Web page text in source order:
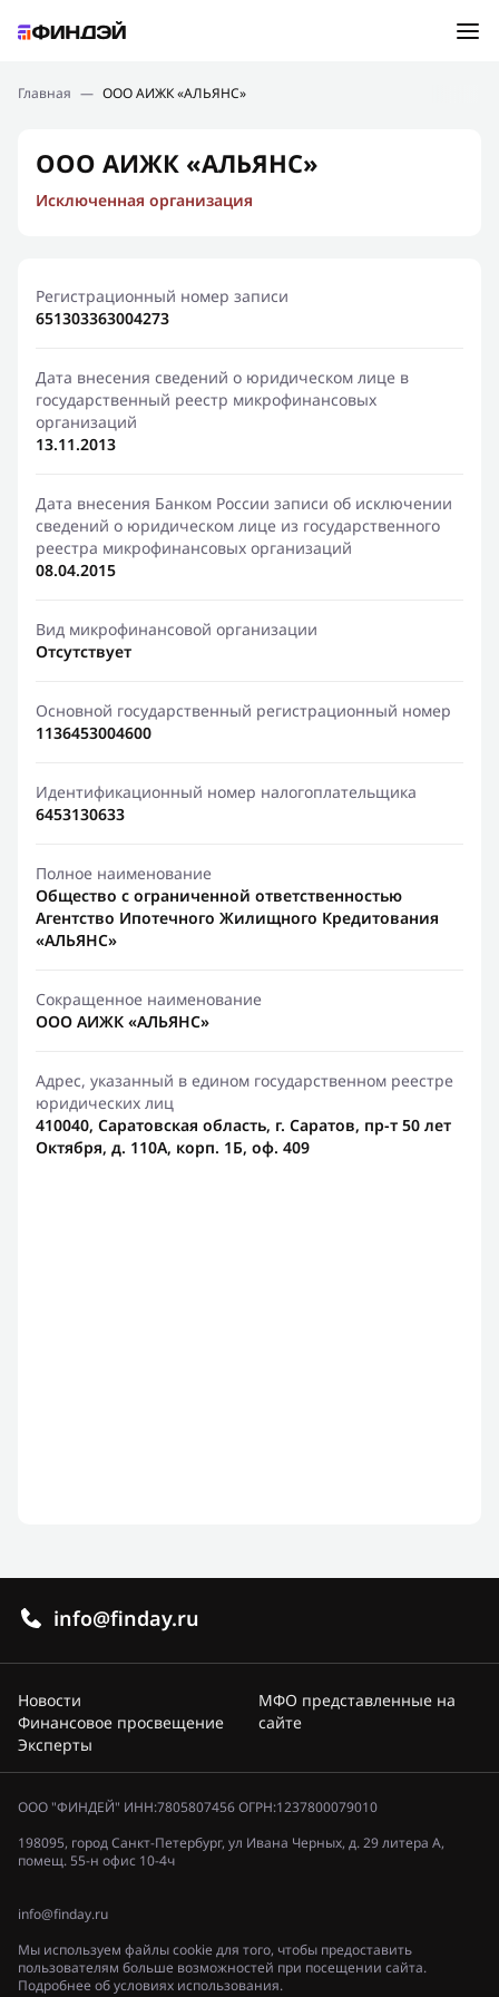
Подбор займа
Новости
Финансовое просвещение
Главная — ООО АИЖК «АЛЬЯНС»
ООО АИЖК «АЛЬЯНС»
Исключенная организация
Регистрационный номер записи
651303363004273
Дата внесения сведений о юридическом лице в
государственный реестр микрофинансовых
организаций
13.11.2013
Дата внесения Банком России записи об исключении
сведений о юридическом лице из государственного
реестра микрофинансовых организаций
08.04.2015
Вид микрофинансовой организации
Отсутствует
Основной государственный регистрационный номер
1136453004600
Идентификационный номер налогоплательщика
6453130633
Полное наименование
Общество с ограниченной ответственностью
Агентство Ипотечного Жилищного Кредитования
«АЛЬЯНС»
Сокращенное наименование
ООО АИЖК «АЛЬЯНС»
Адрес, указанный в едином государственном реестре
юридических лиц
410040, Саратовская область, г. Саратов, пр-т 50 лет
Октября, д. 110А, корп. 1Б, оф. 409
info@finday.ru
Новости
Финансовое просвещение
Эксперты
МФО представленные на
сайте
ООО "ФИНДЕЙ" ИНН:7805807456 ОГРН:1237800079010
198095, город Санкт-Петербург, ул Ивана Черных, д. 29 литера А,
помещ. 55-н офис 10-4ч
info@finday.ru
Мы используем файлы cookie для того, чтобы предоставить
пользователям больше возможностей при посещении сайта.
Подробнее об условиях использования.
Ошибка:Контактная форма не найдена.
Спасибо, что написали нам
Мы свяжемся с Вами в ближайшее время и сообщим
результат
Отправить новый запрос